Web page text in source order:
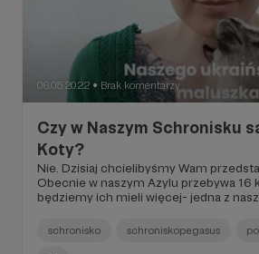
06.05.2022 ● Brak komentarzy
Czy w Naszym Schronisku
Koty?
Nie. Dzisiaj chcielibyśmy Wam przedstawić nasze KOZY.
Obecnie w naszym Azylu przebywa 16
będziemy ich mieli więcej- jedna z
wygląda ich wybieg 😊.
schronisko schroniskopegasus